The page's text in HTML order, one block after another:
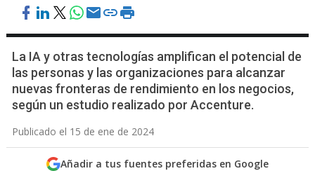
La IA y otras tecnologías amplifican el potencial de
las personas y las organizaciones para alcanzar
nuevas fronteras de rendimiento en los negocios,
según un estudio realizado por Accenture.
Publicado el 15 de ene de 2024
Añadir a tus fuentes preferidas en Google